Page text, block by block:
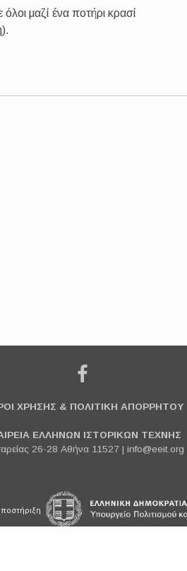
μαζί ένα ποτήρι κρασί
ΧΡΗΣΗΣ & ΠΟΛΙΤΙΚΗ ΑΠΟΡΡΗΤΟΥ
ΕΛΛΗΝΩΝ ΙΣΤΟΡΙΚΩΝ ΤΕΧΝΗΣ
26-28 Αθήνα 11527 | info@eeit.org